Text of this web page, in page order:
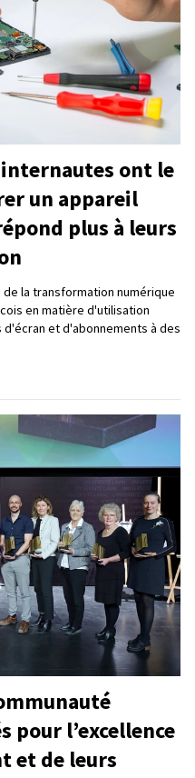
ont le
un appareil
plus à leurs
la transformation numérique
en matière d'utilisation
et d'abonnements à des
l’excellence
et de leurs